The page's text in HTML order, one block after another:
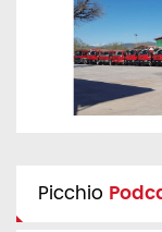
Picchio